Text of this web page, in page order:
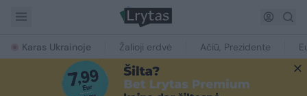
Karas Ukrainoje Žalioji erdvė Ačiū, Prezidente